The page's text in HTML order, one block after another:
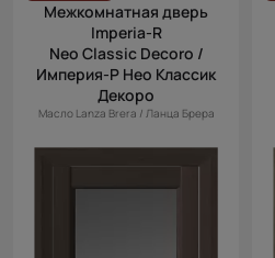
Межкомнатная дверь
Imperia-R
Neo Classic Decoro /
Империя-Р Нео Классик
Декоро
Масло Lanza Brera / Ланца Брера